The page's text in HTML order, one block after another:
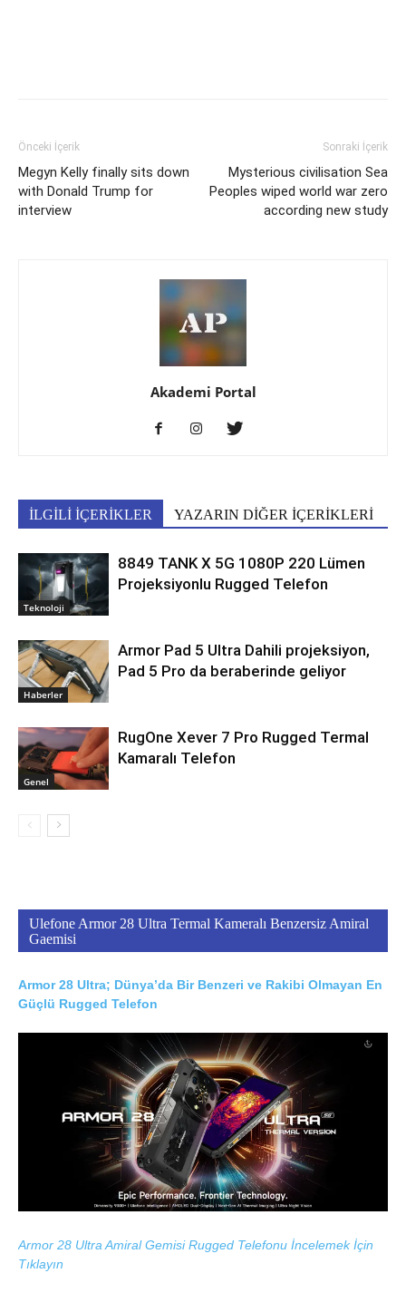
Önceki İçerik
Megyn Kelly finally sits down
with Donald Trump for
interview
Sonraki İçerik
Mysterious civilisation Sea
Peoples wiped world war zero
according new study
Akademi Portal
İLGİLİ İÇERİKLER YAZARIN DİĞER İÇERİKLERİ
Teknoloji
8849 TANK X 5G 1080P 220 Lümen
Projeksiyonlu Rugged Telefon
Haberler
Armor Pad 5 Ultra Dahili projeksiyon,
Pad 5 Pro da beraberinde geliyor
Genel
RugOne Xever 7 Pro Rugged Termal
Kamaralı Telefon
Ulefone Armor 28 Ultra Termal Kameralı Benzersiz Amiral
Gaemisi
Armor 28 Ultra; Dünya’da Bir Benzeri ve Rakibi Olmayan En
Güçlü Rugged Telefon
Armor 28 Ultra Amiral Gemisi Rugged Telefonu İncelemek İçin
Tıklayın